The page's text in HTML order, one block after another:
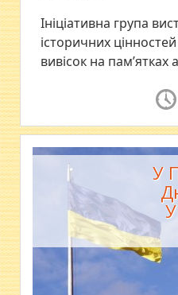
Ініціативна група
історичних
вивісок на пам’ятках
У